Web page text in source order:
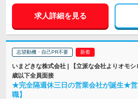
求人詳細を見る
志望動機・自己PR不要
いまどきな株式会社 | 【立派な会社よりオモ
歳以下全員面接
★完全隔週休三日の営業会社が誕生★
職】